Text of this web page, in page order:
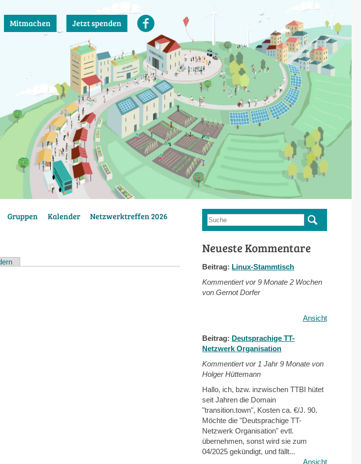
Mitmachen Jetzt spenden
Gruppen Kalender Netzwerktreffen 2026
Suchformular
Suche
Neueste Kommentare
Beitrag: Linux-Stammtisch
Kommentiert vor9 Monate 2 Wochen
von Gernot Dorfer
Ansicht
Beitrag: Deutsprachige TT-
Netzwerk Organisation
Kommentiert vor 1 Jahr 9 Monate von
Holger Hüttemann
Hallo, ich, bzw. inzwischen TTBI hütet
seit Jahren die Domain
"transition.town", Kosten ca. €/J. 90.
Möchte die "Deutsprachige TT-
Netzwerk Organisation" evtl.
übernehmen, sonst wird sie zum
04/2025 gekündigt, und fällt...
Ansicht